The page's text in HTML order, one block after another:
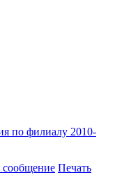
по филиалу 2010-
сообщение Печать